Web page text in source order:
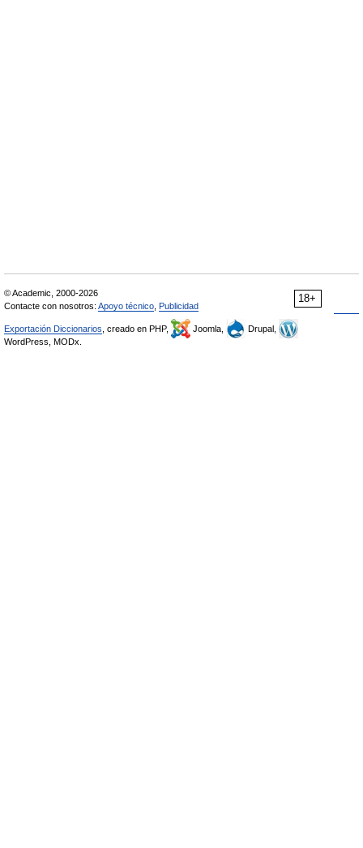
18+
© Academic, 2000-2026
Contacte con nosotros: Apoyo técnico Publicidad
Exportación Diccionarios , creado en PHP, Joomla,
Drupal,
WordPress, MODx.